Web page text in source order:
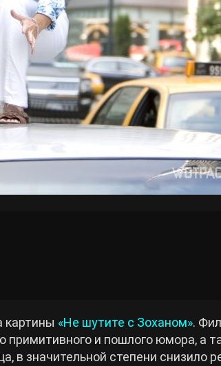
картины «Не шутите с Зоханом».
примитивного и пошлого юмора, а
в значительной степени снизило